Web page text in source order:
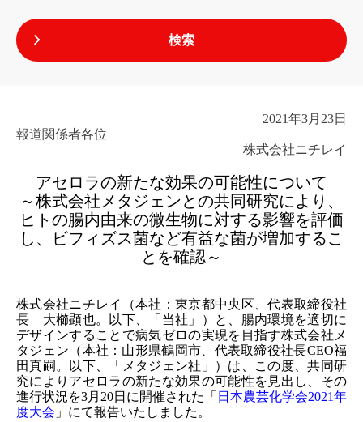
2021年3月23日
報道関係者各位
株式会社ニチレイ
アセロラの新たな効果の可能性について
～株式会社メタジェンとの共同研究により、
ヒトの腸内由来の微生物に対する影響を評価
し、
ビフィズス菌など有益な菌が増加するこ
とを確認～
株式会社ニチレイ（本社：東京都中央区、代表取締役社
長 大櫛顕也。以下、「当社」）と、腸内環境を適切に
デザインすることで病気ゼロの実現を目指す株式会社メ
タジェン（本社：山形県鶴岡市、代表取締役社長CEO福
田真嗣。以下、「メタジェン社」）は、この度、共同研
究によりアセロラの新たな効果の可能性を見出し、その
進行状況を3月20日に開催された「 日本農芸化学会2021年
度大会 」にて報告いたしました。